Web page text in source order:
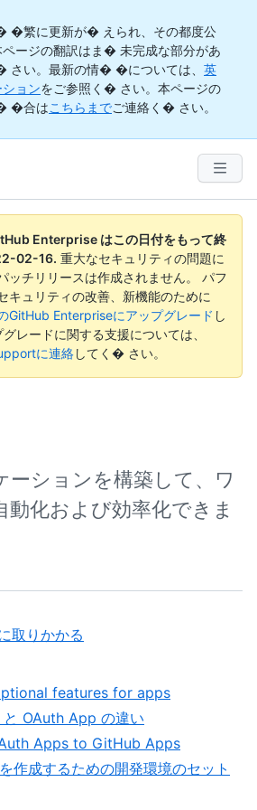
�繁に更新が� えられ、その都度公
ージの翻訳はま� 未完成な部分があ
さい。最新の情� �については、 英
ョンをご参照く� さい。本ページの
�合はこちらまでご連絡く� さい。
Enterprise はこの日付をもって終
02-16. 重大なセキュリティの問題に
ッチリリースは作成されません。 パフ
キュリティの改善、新機能のために
GitHub Enterpriseにアップグレード し
レードに関する支援については、
に連絡してく� さい。
ーションを構築して、ワ
動化および効率化できま
取りかかる
features for apps
OAuth App の違い
Apps to GitHub Apps
作成するための開発環境のセット